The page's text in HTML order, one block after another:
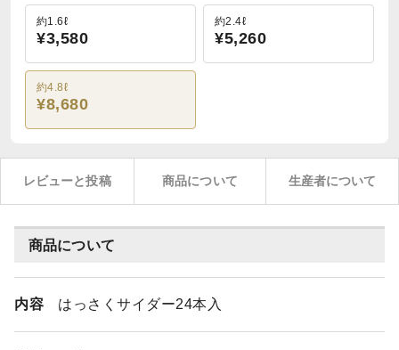
約1.6ℓ
¥3,580
約2.4ℓ
¥5,260
約4.8ℓ
¥8,680
レビューと投稿 商品について 生産者について
商品について
内容 はっさくサイダー24本入